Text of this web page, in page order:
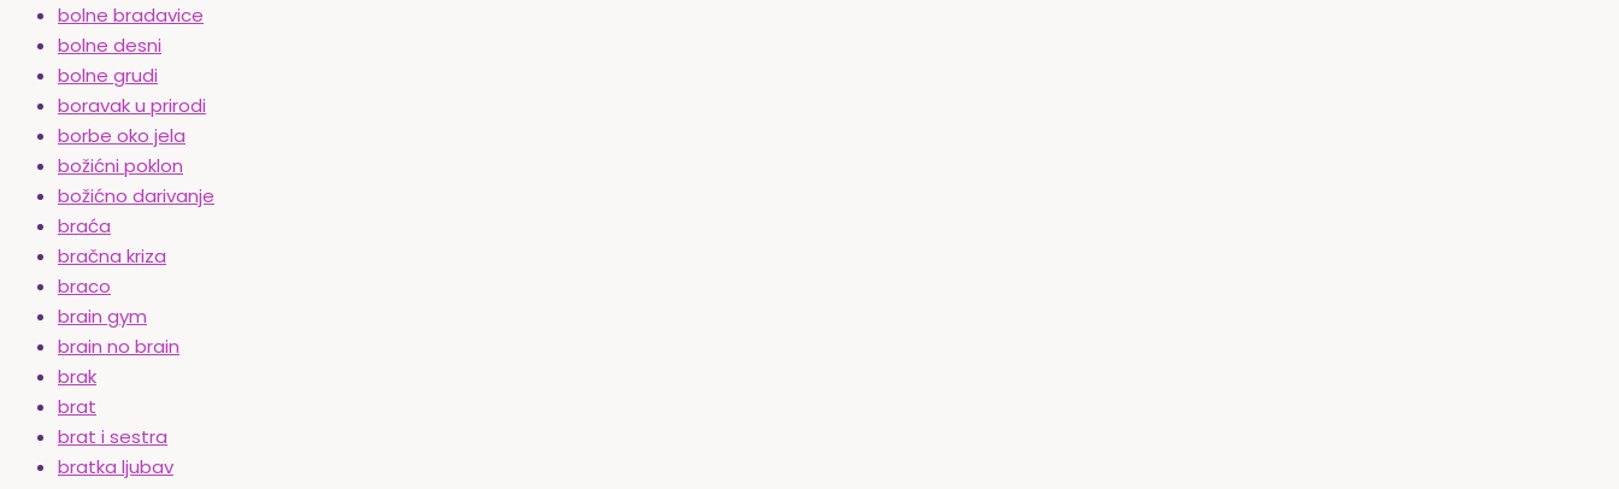
bolne bradavice
bolne desni
bolne grudi
boravak u prirodi
borbe oko jela
božićni poklon
božićno darivanje
braća
bračna kriza
braco
brain gym
brain no brain
brak
brat
brat i sestra
bratka ljubav